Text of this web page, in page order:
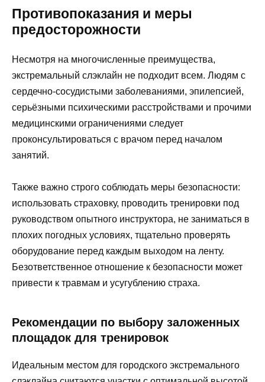
Противопоказания и меры
предосторожности
Несмотря на многочисленные преимущества,
экстремальный слэклайн не подходит всем. Людям с
сердечно-сосудистыми заболеваниями, эпилепсией,
серьёзными психическими расстройствами и прочими
медицинскими ограничениями следует
проконсультироваться с врачом перед началом
занятий.
Также важно строго соблюдать меры безопасности:
использовать страховку, проводить тренировки под
руководством опытного инструктора, не заниматься в
плохих погодных условиях, тщательно проверять
оборудование перед каждым выходом на ленту.
Безответственное отношение к безопасности может
привести к травмам и усугублению страха.
Рекомендации по выбору заложенных
площадок для тренировок
Идеальным местом для городского экстремального